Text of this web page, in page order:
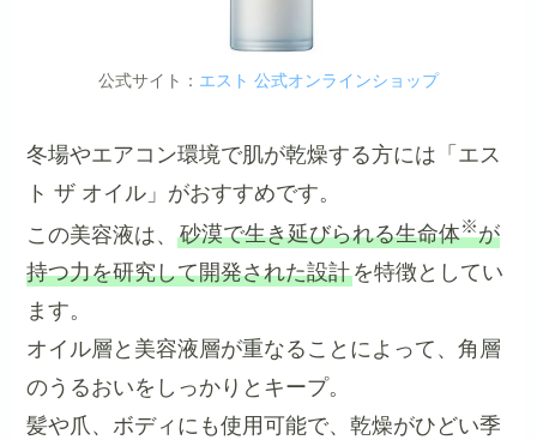
公式サイト： エスト 公式オンラインショップ
冬場やエアコン環境で肌が乾燥する方には「エス
ト ザ オイル」がおすすめです。
この美容液は、砂漠で生き延びられる生命体※が
持つ力を研究して開発された設計を特徴としてい
ます。
オイル層と美容液層が重なることによって、角層
のうるおいをしっかりとキープ。
髪や爪、ボディにも使用可能で、乾燥がひどい季